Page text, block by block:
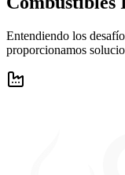
Entendiendo los
proporcionamos